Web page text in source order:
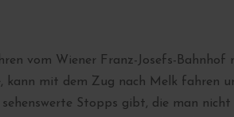
vom Wiener Franz-Josefs-
kann mit dem Zug nach Melk fahren
sehenswerte Stopps gibt, die man